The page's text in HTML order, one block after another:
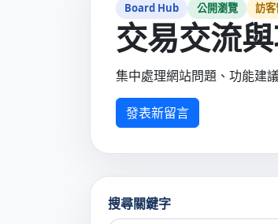
Board Hub 公開瀏覽 訪
交易交流
集中處理網站問題、功能建
發表新留言
搜尋關鍵字